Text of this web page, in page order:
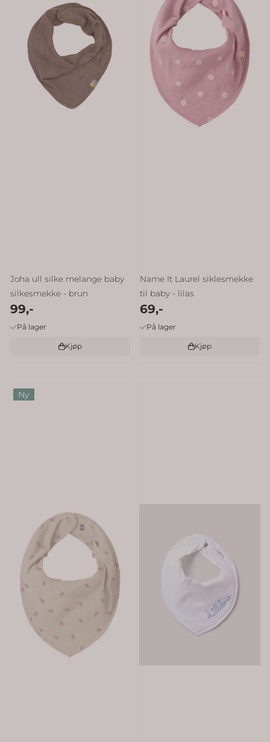
Joha ull silke melange baby
silkesmekke - brun
99,-
På lager
Kjøp
Name It Laurel siklesmekke
til baby - lilas
69,-
På lager
Kjøp
Ny